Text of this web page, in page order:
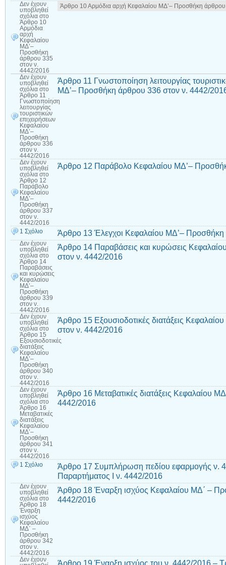
Δεν έχουν
υποβληθεί
σχόλια στο
Άρθρο 10
Αρμόδια
αρχή
Κεφαλαίου
ΜΔ’–
Προσθήκη
άρθρου 335
στον ν.
4442/2016
Άρθρο 10 Αρμόδια αρχή Κεφαλαίου ΜΔ’– Προσθήκη
Δεν έχουν
υποβληθεί
σχόλια στο
Άρθρο 11
Γνωστοποίηση
λειτουργίας
τουριστικών
επιχειρήσεων
Κεφαλαίου
ΜΔ’–
Προσθήκη
άρθρου 336
στον ν.
4442/2016
Άρθρο 11 Γνωστοποίηση λειτουργίας
ΜΔ’– Προσθήκη άρθρου 336 στον ν. 4442/
Δεν έχουν
υποβληθεί
σχόλια στο
Άρθρο 12
Παράβολο
Κεφαλαίου
ΜΔ’–
Προσθήκη
άρθρου 337
στον ν.
4442/2016
Άρθρο 12 Παράβολο Κεφαλαίου ΜΔ’–
1 Σχόλιο Άρθρο 13 Έλεγχοι Κεφαλαίου ΜΔ’–
Δεν έχουν
υποβληθεί
σχόλια στο
Άρθρο 14
Παραβάσεις
και κυρώσεις
Κεφαλαίου
ΜΔ’–
Προσθήκη
άρθρου 339
στον ν.
4442/2016
Άρθρο 14 Παραβάσεις και κυρώσεις
στον ν. 4442/2016
Δεν έχουν
υποβληθεί
σχόλια στο
Άρθρο 15
Εξουσιοδοτικές
διατάξεις
Κεφαλαίου
ΜΔ’–
Προσθήκη
άρθρου 340
στον ν.
4442/2016
Άρθρο 15 Εξουσιοδοτικές διατάξεις
στον ν. 4442/2016
Δεν έχουν
υποβληθεί
σχόλια στο
Άρθρο 16
Μεταβατικές
διατάξεις
Κεφαλαίου
ΜΔ’–
Προσθήκη
άρθρου 341
στον ν.
4442/2016
Άρθρο 16 Μεταβατικές διατάξεις Κεφαλαίου
4442/2016
1 Σχόλιο
Άρθρο 17 Συμπλήρωση πεδίου εφαρμογής ν.
Παραρτήματος Ι ν. 4442/2016
Δεν έχουν
υποβληθεί
σχόλια στο
Άρθρο 18
Έναρξη
ισχύος
Κεφαλαίου
ΜΔ΄ –
Προσθήκη
άρθρου 342
στον ν.
4442/2016
Άρθρο 18 Έναρξη ισχύος Κεφαλαίου ΜΔ΄ –
4442/2016
Δεν έχουν
Άρθρο 19 Έναρξη ισχύος του ν. 4442/2016 –